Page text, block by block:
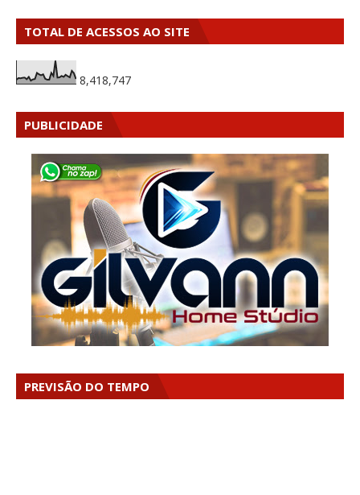
TOTAL DE ACESSOS AO SITE
8,418,747
PUBLICIDADE
PREVISÃO DO TEMPO